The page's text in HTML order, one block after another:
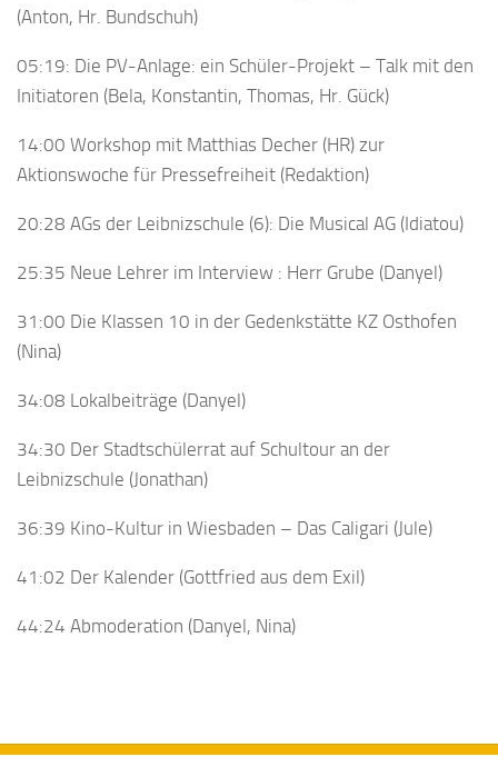
(Anton, Hr. Bundschuh)
05:19: Die PV-Anlage: ein Schüler-Projekt – Talk mit den
Initiatoren (Bela, Konstantin, Thomas, Hr. Gück)
14:00 Workshop mit Matthias Decher (HR) zur
Aktionswoche für Pressefreiheit (Redaktion)
20:28 AGs der Leibnizschule (6): Die Musical AG (Idiatou)
25:35 Neue Lehrer im Interview : Herr Grube (Danyel)
31:00 Die Klassen 10 in der Gedenkstätte KZ Osthofen
(Nina)
34:08 Lokalbeiträge (Danyel)
34:30 Der Stadtschülerrat auf Schultour an der
Leibnizschule (Jonathan)
36:39 Kino-Kultur in Wiesbaden – Das Caligari (Jule)
41:02 Der Kalender (Gottfried aus dem Exil)
44:24 Abmoderation (Danyel, Nina)